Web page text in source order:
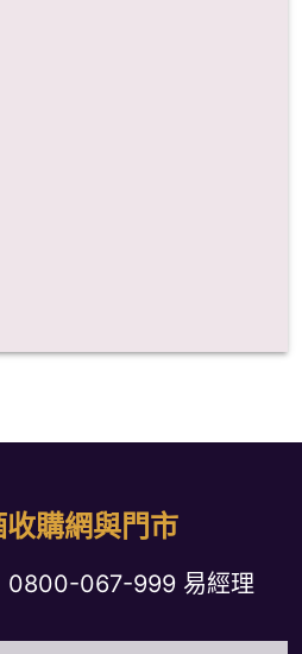
購網與門市
0800-067-999易經理